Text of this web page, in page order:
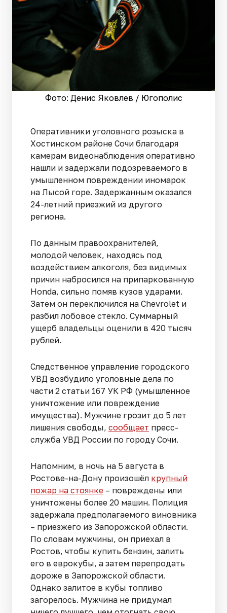
Фото: Денис Яковлев / Югополис
Оперативники уголовного розыска в
Хостинском районе Сочи благодаря
камерам видеонаблюдения оперативно
нашли и задержали подозреваемого в
умышленном повреждении иномарок
на Лысой горе. Задержанным оказался
24-летний приезжий из другого
региона.
По данным правоохранителей,
молодой человек, находясь под
воздействием алкоголя, без видимых
причин набросился на припаркованную
Honda, сильно помяв кузов ударами.
Затем он переключился на Chevrolet и
разбил лобовое стекло. Суммарный
ущерб владельцы оценили в 420 тысяч
рублей.
Следственное управление городского
УВД возбудило уголовные дела по
части 2 статьи 167 УК РФ (умышленное
уничтожение или повреждение
имущества). Мужчине грозит до 5 лет
лишения свободы, сообщает пресс-
служба УВД России по городу Сочи.
Напомним, в ночь на 5 августа в
Ростове-на-Дону произошёл крупный
пожар на стоянке – повреждены или
уничтожены более 20 машин. Полиция
задержала предполагаемого виновника
– приезжего из Запорожской области.
По словам мужчины, он приехал в
Ростов, чтобы купить бензин, залить
его в еврокубы, а затем перепродать
дороже в Запорожской области.
Однако залитое в кубы топливо
загорелось. Мужчина не придумал